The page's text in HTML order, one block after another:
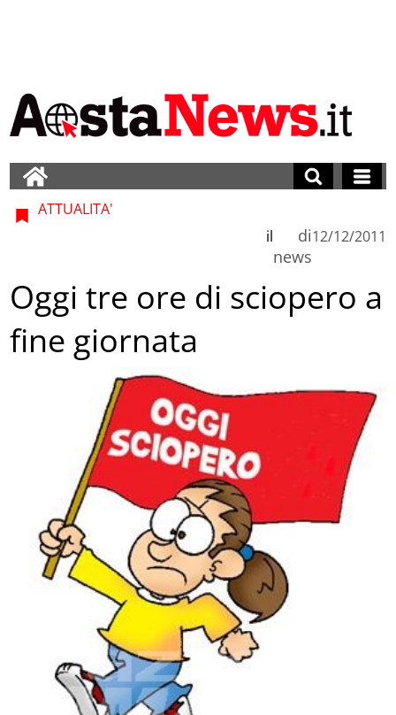
ATTUALITA'
di
news
il 12/12/2011
Oggi tre ore di sciopero a
fine giornata